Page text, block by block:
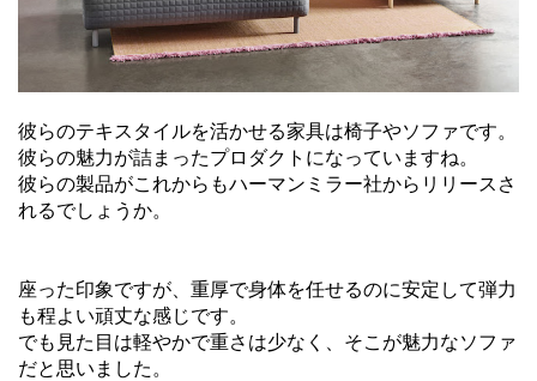
彼らのテキスタイルを活かせる家具は椅子やソファです。
彼らの魅力が詰まったプロダクトになっていますね。
彼らの製品がこれからもハーマンミラー社からリリースさ
れるでしょうか。
座った印象ですが、重厚で身体を任せるのに安定して弾力
も程よい頑丈な感じです。
でも見た目は軽やかで重さは少なく、そこが魅力なソファ
だと思いました。